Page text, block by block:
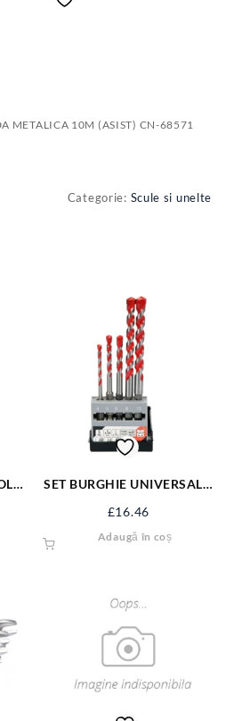
METALICA 10M (ASIST) CN-68571
Categorie: Scule si unelte
SET BURGHIE UNIVERSALE,
£16.46
Adaugă în coș